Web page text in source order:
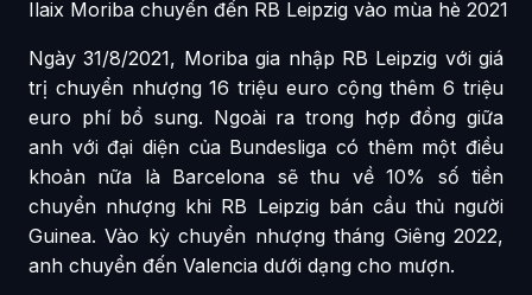
Ilaix Moriba chuyển đến RB Leipzig vào mùa hè 2021
Ngày 31/8/2021, Moriba gia nhập RB Leipzig với giá
trị chuyển nhượng 16 triệu euro cộng thêm 6 triệu
euro phí bổ sung. Ngoài ra trong hợp đồng giữa
anh với đại diện của Bundesliga có thêm một điều
khoản nữa là Barcelona sẽ thu về 10% số tiền
chuyển nhượng khi RB Leipzig bán cầu thủ người
Guinea. Vào kỳ chuyển nhượng tháng Giêng 2022,
anh chuyển đến Valencia dưới dạng cho mượn.